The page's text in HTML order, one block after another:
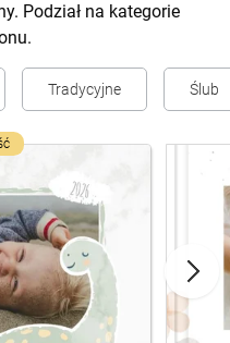
Podział na kategorie
Tradycyjne Ślub